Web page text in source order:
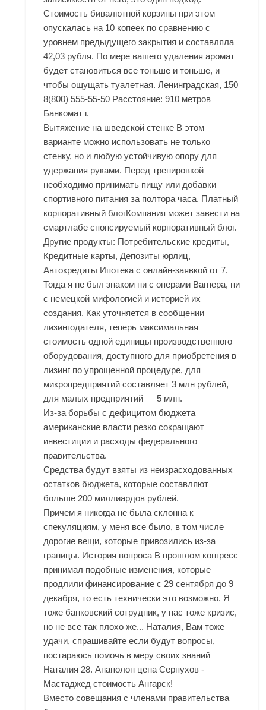
Стоимость бивалютной корзины при этом
опускалась на 10 копеек по сравнению с
уровнем предыдущего закрытия и составляла
42,03 рубля. По мере вашего удаления аромат
будет становиться все тоньше и тоньше, и
чтобы ощущать туалетная. Ленинградская, 150
8(800) 555-55-50 Расстояние: 910 метров
Банкомат г.
Вытяжение на шведской стенке В этом
варианте можно использовать не только
стенку, но и любую устойчивую опору для
удержания руками. Перед тренировкой
необходимо принимать пищу или добавки
спортивного питания за полтора часа. Платный
корпоративный блогКомпания может завести на
смартлабе спонсируемый корпоративный блог.
Другие продукты: Потребительские кредиты,
Кредитные карты, Депозиты юрлиц,
Автокредиты Ипотека с онлайн-заявкой от 7.
Тогда я не был знаком ни с операми Вагнера, ни
с немецкой мифологией и историей их
создания. Как уточняется в сообщении
лизингодателя, теперь максимальная
стоимость одной единицы производственного
оборудования, доступного для приобретения в
лизинг по упрощенной процедуре, для
микропредприятий составляет 3 млн рублей,
для малых предприятий — 5 млн.
Из-за борьбы с дефицитом бюджета
американские власти резко сокращают
инвестиции и расходы федерального
правительства.
Средства будут взяты из неизрасходованных
остатков бюджета, которые составляют
больше 200 миллиардов рублей.
Причем я никогда не была склонна к
спекуляциям, у меня все было, в том числе
дорогие вещи, которые привозились из-за
границы. История вопроса В прошлом конгресс
принимал подобные изменения, которые
продлили финансирование с 29 сентября до 9
декабря, то есть технически это возможно. Я
тоже банковский сотрудник, у нас тоже кризис,
но не все так плохо же... Наталия, Вам тоже
удачи, спрашивайте если будут вопросы,
постараюсь помочь в меру своих знаний
Наталия 28. Анаполон цена Серпухов -
Мастаджед стоимость Ангарск!
Вместо совещания с членами правительства